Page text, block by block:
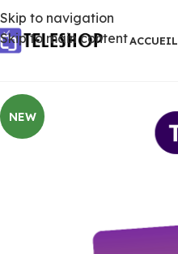
Skip to navigation
Skip to main contentACCUEIL
NEW